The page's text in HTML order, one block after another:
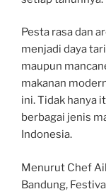
Pesta rasa dan
menjadi daya
maupun
makanan
ini. Tidak hanya
berbagai jenis
Indonesia.
Menurut Chef
Bandung,